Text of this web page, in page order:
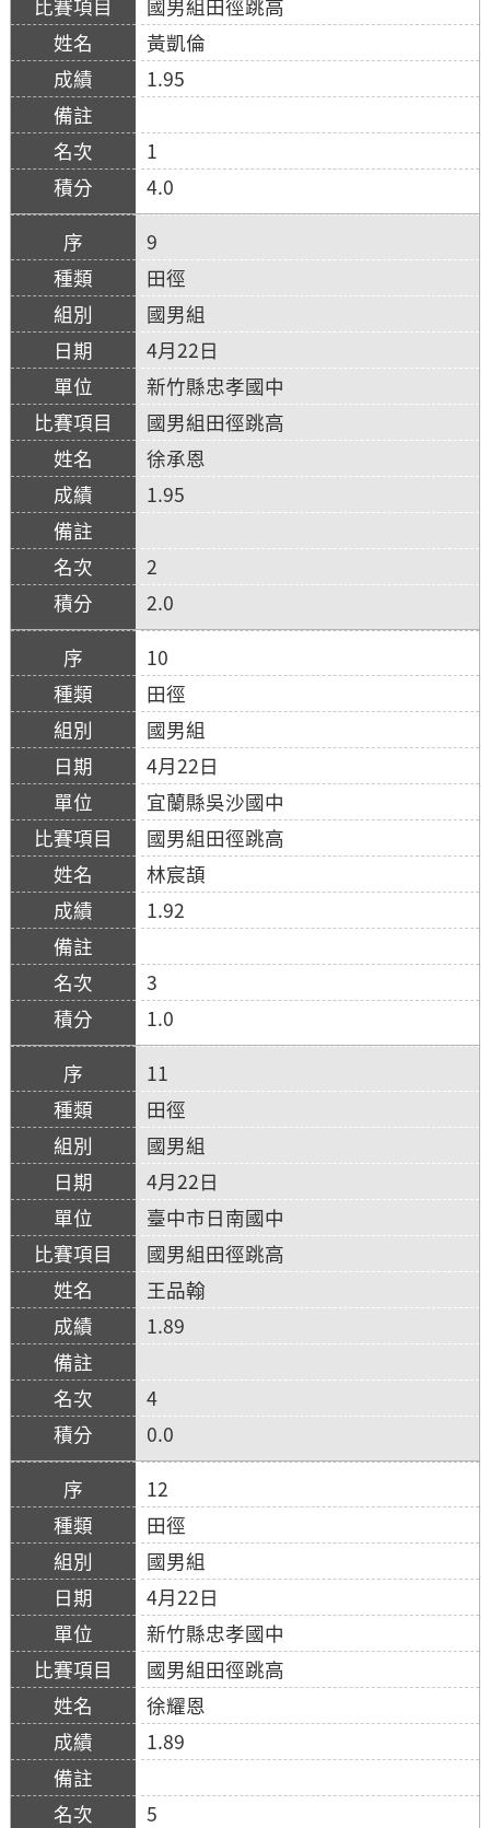
國男組田徑跳高
黃凱倫
1.95
1
4.0
9
田徑
國男組
4月22日
新竹縣忠孝國中
國男組田徑跳高
徐承恩
1.95
2
2.0
10
田徑
國男組
4月22日
宜蘭縣吳沙國中
國男組田徑跳高
林宸頡
1.92
3
1.0
11
田徑
國男組
4月22日
臺中市日南國中
國男組田徑跳高
王品翰
1.89
4
0.0
12
田徑
國男組
4月22日
新竹縣忠孝國中
國男組田徑跳高
徐耀恩
1.89
5